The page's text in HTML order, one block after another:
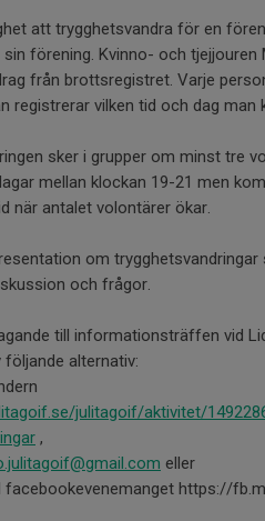
att trygghetsvandra för en
sin förening. Kvinno- och tjejjouren
från brottsregistret. Varje
registrerar vilken tid och dag man
sker i grupper om minst tre
mellan klockan 19-21 men
när antalet volontärer ökar.
om
och frågor.
till informationsträffen vid
följande alternativ:
julitagoif/aktivitet/
,
eller
facebookevenemanget https://